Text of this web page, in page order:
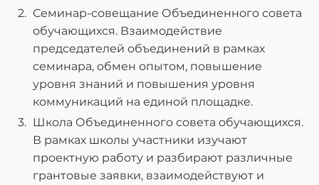
Семинар-совещание Объединенного совета
обучающихся. Взаимодействие
председателей объединений в рамках
семинара, обмен опытом, повышение
уровня знаний и повышения уровня
коммуникаций на единой площадке.
Школа Объединенного совета обучающихся.
В рамках школы участники изучают
проектную работу и разбирают различные
грантовые заявки, взаимодействуют и